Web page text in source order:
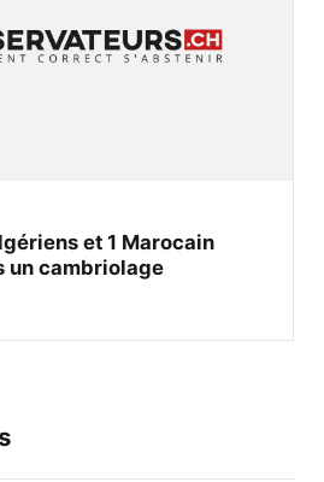
et 1 Marocain
un cambriolage